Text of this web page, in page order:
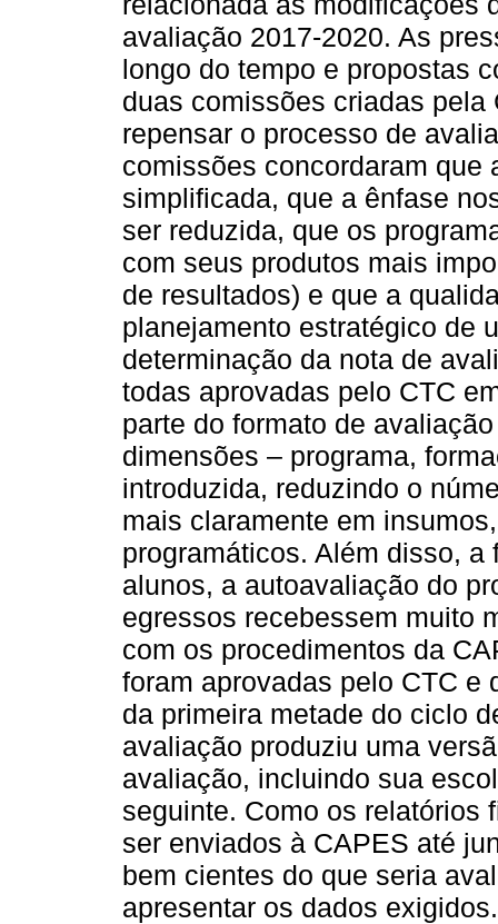
avaliação 2017-2020. As
longo do tempo e propostas
duas comissões criadas
repensar o processo de
comissões concordaram que
simplificada, que a ênfase
ser reduzida, que os
com seus produtos mais
de resultados) e que a
planejamento estratégico de
determinação da nota de
todas aprovadas pelo CTC
parte do formato de
dimensões – programa,
introduzida, reduzindo o
mais claramente em
programáticos. Além disso,
alunos, a autoavaliação do
egressos recebessem muito
com os procedimentos da
foram aprovadas pelo CTC e
da primeira metade do ciclo
avaliação produziu uma
avaliação, incluindo sua
seguinte. Como os relatórios
ser enviados à CAPES até
bem cientes do que seria
apresentar os dados exigidos.